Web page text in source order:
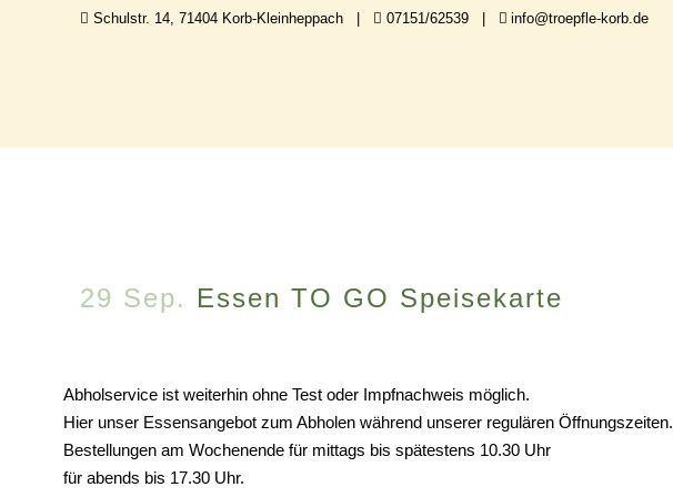
Schulstr. 14, 71404 Korb-Kleinheppach | 07151/62539 | info@troepfle-korb.de
29 Sep. Essen TO GO Speisekarte
Abholservice ist weiterhin ohne Test oder Impfnachweis möglich.
Hier unser Essensangebot zum Abholen während unserer regulären Öffnungszeiten.
Bestellungen am Wochenende für mittags bis spätestens 10.30 Uhr
für abends bis 17.30 Uhr.